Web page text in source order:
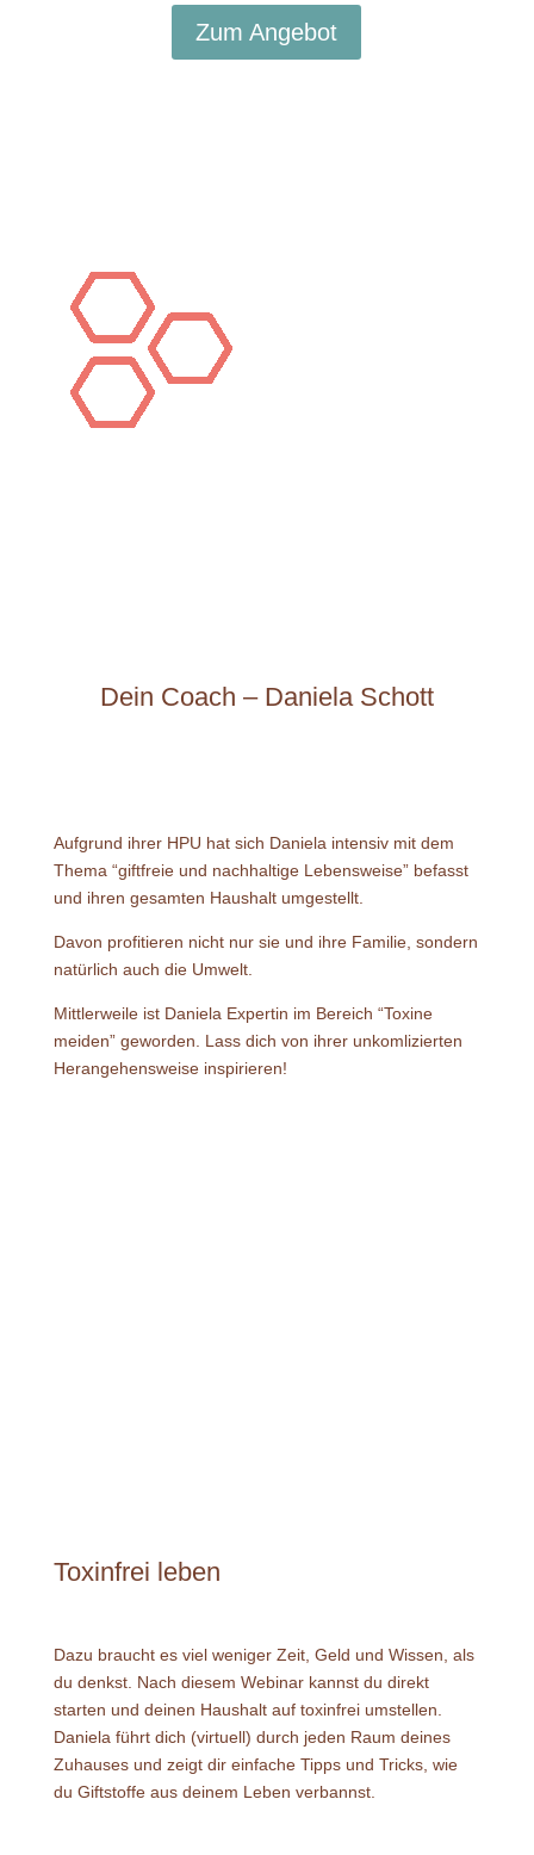
Zum Angebot
Dein Coach – Daniela Schott
Aufgrund ihrer HPU hat sich Daniela intensiv mit dem
Thema “giftfreie und nachhaltige Lebensweise” befasst
und ihren gesamten Haushalt umgestellt.
Davon profitieren nicht nur sie und ihre Familie, sondern
natürlich auch die Umwelt.
Mittlerweile ist Daniela Expertin im Bereich “Toxine
meiden” geworden. Lass dich von ihrer unkomlizierten
Herangehensweise inspirieren!
Toxinfrei leben
Dazu braucht es viel weniger Zeit, Geld und Wissen, als
du denkst. Nach diesem Webinar kannst du direkt
starten und deinen Haushalt auf toxinfrei umstellen.
Daniela führt dich (virtuell) durch jeden Raum deines
Zuhauses und zeigt dir einfache Tipps und Tricks, wie
du Giftstoffe aus deinem Leben verbannst.